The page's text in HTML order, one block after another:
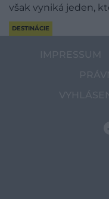
však vyniká jeden,
DESTINÁCIE